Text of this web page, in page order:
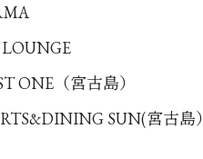
LOUNGE
ONE（宮古島）
SUN(宮古島）